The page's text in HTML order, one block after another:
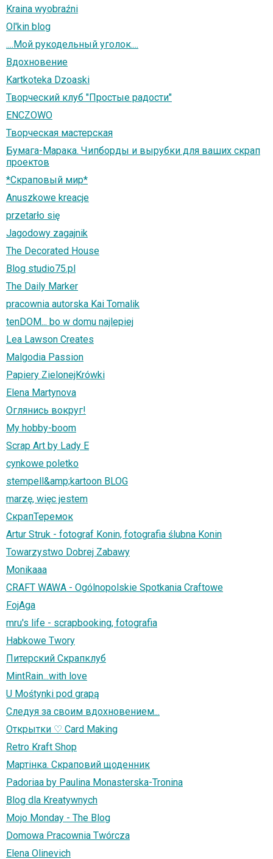
Kraina wyobraźni
Ol'kin blog
....Мой рукодельный уголок....
Вдохновение
Kartkoteka Dzoaski
Творческий клуб "Простые радости"
ENCZOWO
Творческая мастерская
Бумага-Марака. Чипборды и вырубки для ваших скрап
проектов
*Скраповый мир*
Anuszkowe kreacje
przetarło się
Jagodowy zagajnik
The Decorated House
Blog studio75.pl
The Daily Marker
pracownia autorska Kai Tomalik
tenDOM... bo w domu najlepiej
Lea Lawson Creates
Malgodia Passion
Papiery ZielonejKrówki
Elena Martynova
Оглянись вокруг!
My hobby-boom
Scrap Art by Lady E
cynkowe poletko
stempell&amp;kartoon BLOG
marzę, więc jestem
СкрапТеремок
Artur Struk - fotograf Konin, fotografia ślubna Konin
Towarzystwo Dobrej Zabawy
Monikaaa
CRAFT WAWA - Ogólnopolskie Spotkania Craftowe
FojAga
mru's life - scrapbooking, fotografia
Habkowe Twory
Питерский Скрапклуб
MintRain...with love
U Mośtynki pod grapą
Следуя за своим вдохновением...
Открытки ♡ Card Making
Retro Kraft Shop
Мартінка. Скраповий щоденник
Padoriaa by Paulina Monasterska-Tronina
Blog dla Kreatywnych
Mojo Monday - The Blog
Domowa Pracownia Twórcza
Elena Olinevich